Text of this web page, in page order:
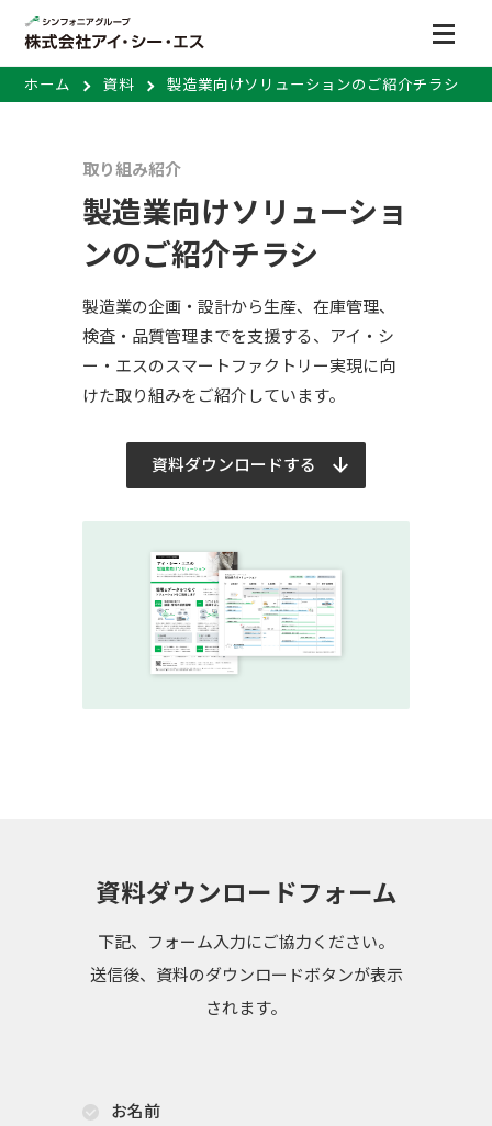
ホーム 資料 製造業向けソリューションのご紹介チラシ
取り組み紹介
製造業向けソリューショ
ンのご紹介チラシ
製造業の企画・設計から生産、在庫管理、
検査・品質管理までを支援する、アイ・シ
ー・エスのスマートファクトリー実現に向
けた取り組みをご紹介しています。
資料ダウンロードする
資料ダウンロードフォーム
下記、フォーム入力にご協力ください。
送信後、資料のダウンロードボタンが表示
されます。
お名前